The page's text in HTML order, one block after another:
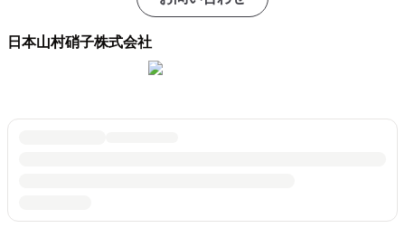
日本山村硝子株式会社